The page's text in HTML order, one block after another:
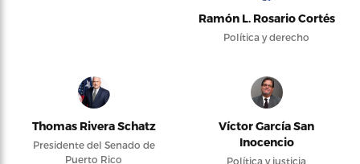
Ramón L. Rosario Cortés
Política y derecho
Thomas Rivera Schatz
Presidente del Senado de
Puerto Rico
Víctor García San
Inocencio
Política y justicia